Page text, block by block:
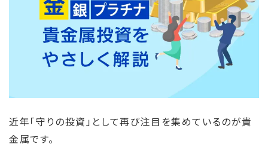
近年「守りの投資」として再び注目を集めているのが貴
金属です。